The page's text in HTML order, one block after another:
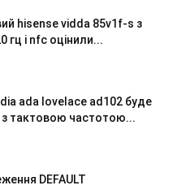
hisense vidda 85v1f-s з
гц і nfc оцінили...
ada lovelace ad102 буде
тактовою частотою...
DEFAULT